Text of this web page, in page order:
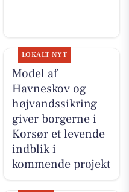
LOKALT NYT
Model af
Havneskov og
højvandssikring
giver borgerne i
Korsør et levende
indblik i
kommende projekt